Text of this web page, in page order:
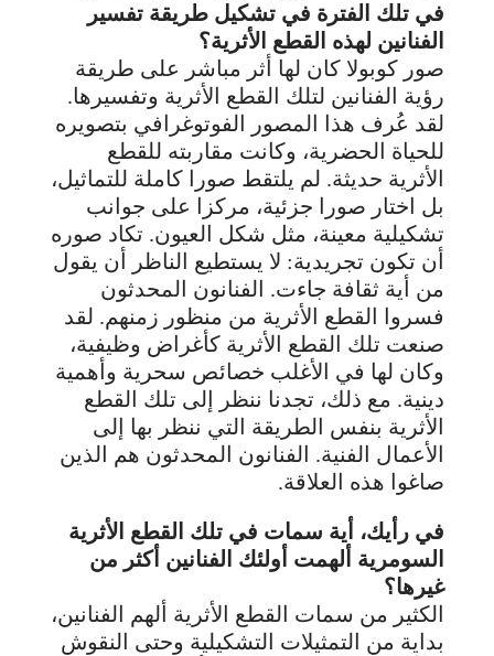
في تلك الفترة في تشكيل طريقة تفسير
الفنانين لهذه القطع الأثرية؟
صور كوبولا كان لها أثر مباشر على طريقة
رؤية الفنانين لتلك القطع الأثرية وتفسيرها.
لقد عُرف هذا المصور الفوتوغرافي بتصويره
للحياة الحضرية، وكانت مقاربته للقطع
الأثرية حديثة. لم يلتقط صورا كاملة للتماثيل،
بل اختار صورا جزئية، مركزا على جوانب
تشكيلية معينة، مثل شكل العيون. تكاد صوره
أن تكون تجريدية: لا يستطيع الناظر أن يقول
من أية ثقافة جاءت. الفنانون المحدثون
فسروا القطع الأثرية من منظور زمنهم. لقد
صنعت تلك القطع الأثرية كأغراض وظيفية،
وكان لها في الأغلب خصائص سحرية وأهمية
دينية. مع ذلك، تجدنا ننظر إلى تلك القطع
الأثرية بنفس الطريقة التي ننظر بها إلى
الأعمال الفنية. الفنانون المحدثون هم الذين
صاغوا هذه العلاقة.
في رأيك، أية سمات في تلك القطع الأثرية
السومرية ألهمت أولئك الفنانين أكثر من
غيرها؟
الكثير من سمات القطع الأثرية ألهم الفنانين،
بداية من التمثيلات التشكيلية وحتى النقوش